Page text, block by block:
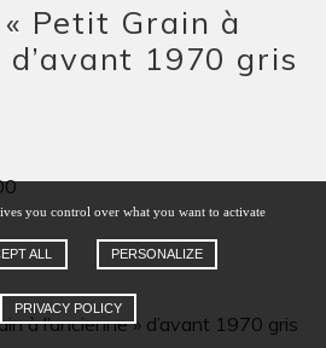
Petit Grain à
d’avant 1970 gris
à l’ancienne » d’avant 1970 gris
you control over what you want to activate
ALL PERSONALIZE
PRIVACY POLICY